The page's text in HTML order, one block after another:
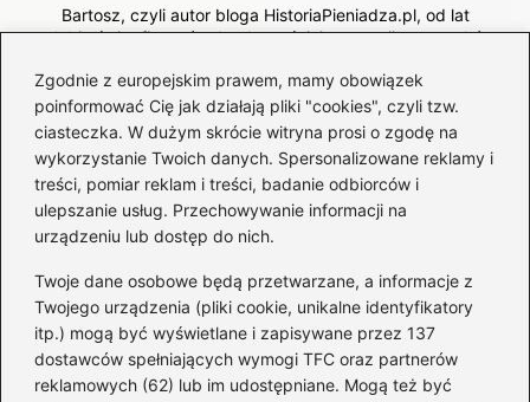
Zgodnie z europejskim prawem, mamy obowiązek
poinformować Cię jak działają pliki "cookies", czyli tzw.
ciasteczka. W dużym skrócie witryna prosi o zgodę na
wykorzystanie Twoich danych. Spersonalizowane reklamy i
treści, pomiar reklam i treści, badanie odbiorców i
ulepszanie usług. Przechowywanie informacji na
urządzeniu lub dostęp do nich.
Twoje dane osobowe będą przetwarzane, a informacje z
Twojego urządzenia (pliki cookie, unikalne identyfikatory
itp.) mogą być wyświetlane i zapisywane przez 137
dostawców spełniających wymogi TFC oraz partnerów
reklamowych (62) lub im udostępniane. Mogą też być
Bartosz, czyli autor bloga HistoriaPieniadza.pl, od lat
zgłębia świat finansów, bankowości, inwestycji oraz rynków
systemów finansowych, jak i współczesnymi mechanizmami
rządzącymi giełdą, walutami oraz globalną gospodarką.
Na blogu analizuje zagadnienia związane z bankowością,
funkcjonowaniem instytucji finansowych, inwestowaniem na
giełdzie, rynkiem walutowym oraz zmianami, które
wpływają na wartość pieniądza w czasie. Stawia na
merytoryczne podejście, jasne tłumaczenie złożonych
zrozumieć dzisiejsze decyzje finansowe.
←
Korekta faktury – kluczowy element, który może
uratować Twój biznes